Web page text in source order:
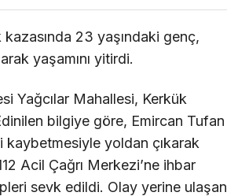
23 yaşındaki genç,
yaşamını yitirdi.
Yağcılar Mahallesi, Kerkük
bilgiye göre, Emircan Tufan
yoldan çıkarak
Acil Çağrı Merkezi’ne ihbar
sevk edildi. Olay yerine ulaşan